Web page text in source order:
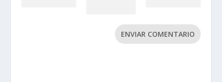
ENVIAR COMENTARIO